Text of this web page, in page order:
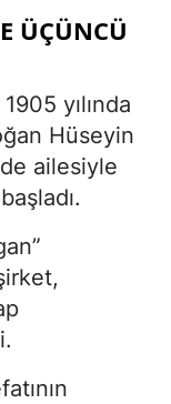
ÜÇÜNCÜ
yılında
Hüseyin
ailesiyle